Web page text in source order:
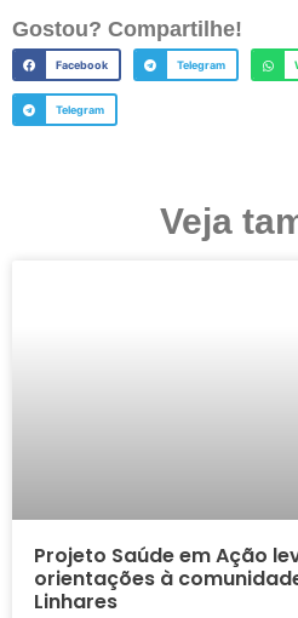
Gostou? Compartilhe!
Facebook Telegram
Telegram
Veja
Projeto Saúde em Ação
orientações à
Linhares